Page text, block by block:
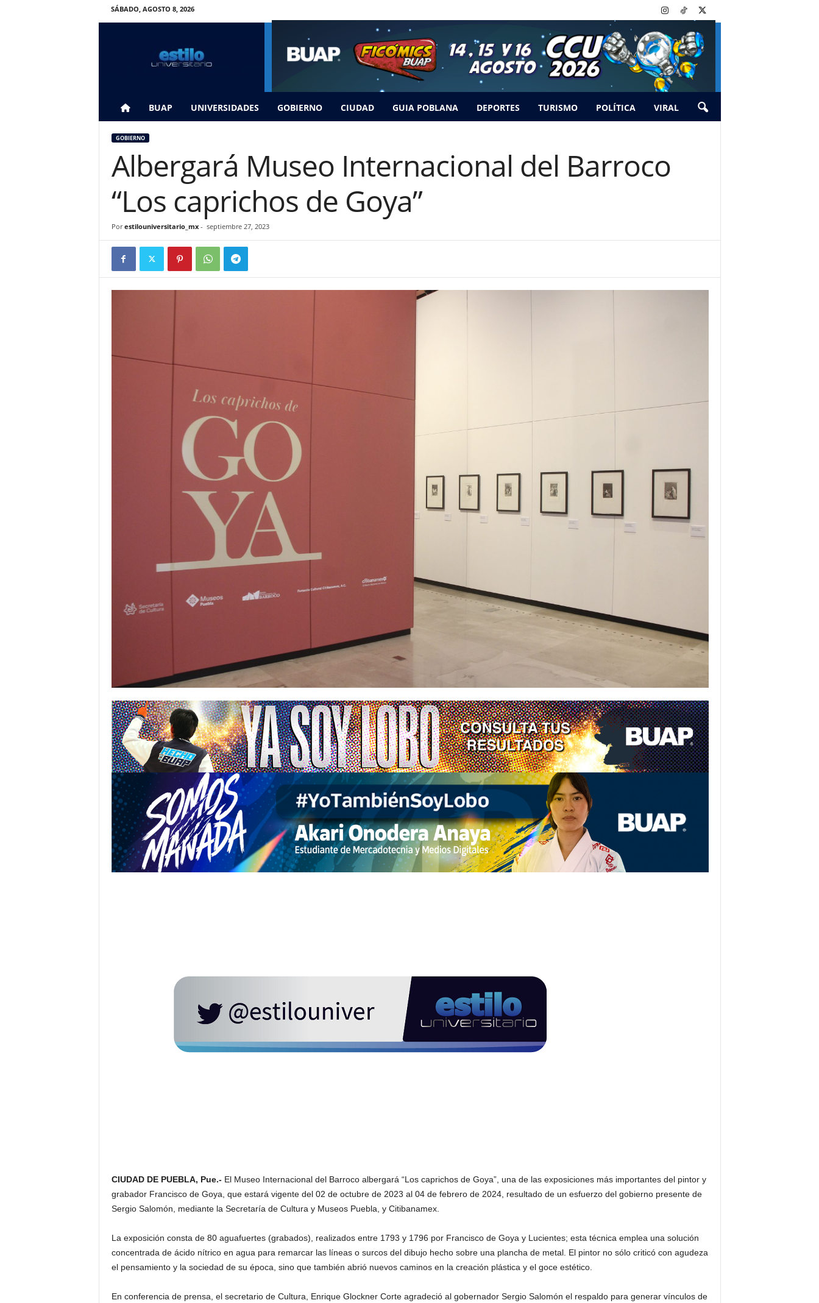
SÁBADO, AGOSTO 8, 2026
BUAP UNIVERSIDADES GOBIERNO CIUDAD GUIA POBLANA DEPORTES TURISMO POLÍTICA VIRAL
GOBIERNO
Albergará Museo Internacional del Barroco
“Los caprichos de Goya”
Por estilouniversitario_mx- septiembre 27, 2023
CIUDAD DE PUEBLA, Pue.- El Museo Internacional del Barroco albergará “Los caprichos de Goya”, una de las exposiciones más importantes del pintor y
grabador Francisco de Goya, que estará vigente del 02 de octubre de 2023 al 04 de febrero de 2024, resultado de un esfuerzo del gobierno presente de
Sergio Salomón, mediante la Secretaría de Cultura y Museos Puebla, y Citibanamex.
La exposición consta de 80 aguafuertes (grabados), realizados entre 1793 y 1796 por Francisco de Goya y Lucientes; esta técnica emplea una solución
concentrada de ácido nítrico en agua para remarcar las líneas o surcos del dibujo hecho sobre una plancha de metal. El pintor no sólo criticó con agudeza
el pensamiento y la sociedad de su época, sino que también abrió nuevos caminos en la creación plástica y el goce estético.
En conferencia de prensa, el secretario de Cultura, Enrique Glockner Corte agradeció al gobernador Sergio Salomón el respaldo para generar vínculos de